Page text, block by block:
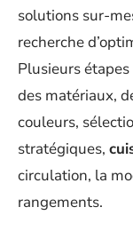
solutions sur-
recherche
Plusieurs
des matériaux,
couleurs,
stratégiques,
circulation, la
rangements.